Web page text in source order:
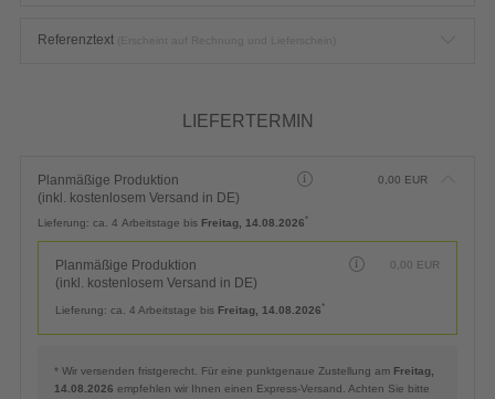
Referenztext
LIEFERTERMIN
Planmäßige Produktion
(inkl. kostenlosem Versand in DE)
0,00 EUR
Lieferung: ca. 4 Arbeitstage bis Freitag, 14.08.2026*
Planmäßige Produktion
(inkl. kostenlosem Versand in DE)
0,00 EUR
Lieferung: ca. 4 Arbeitstage bis Freitag, 14.08.2026*
* Wir versenden fristgerecht. Für eine punktgenaue Zustellung am Freitag,
14.08.2026 empfehlen wir Ihnen einen Express-Versand. Achten Sie bitte